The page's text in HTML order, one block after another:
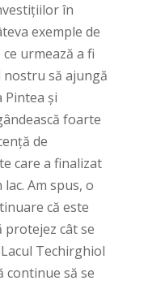
în
exemple de
urmează a fi
nostru să ajungă
Pintea și
foarte
de
care a finalizat
Am spus, o
că este
protejez cât se
Techirghiol
continue să se